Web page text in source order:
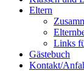
Eltern
Links
Gästebuch
Kontakt/